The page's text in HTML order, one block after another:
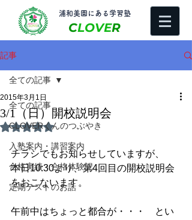
​浦和美園にある学習塾
CLOVER
記事
全ての記事
CLOVERくんのつぶやき
入塾案内・講習案内
合格実績・合格体験記
定期テストのお話
全ての記事
3/1（日）開校説明会
2015年3月1日
5つ星のうちNaNと評価されています。
チラシでもお知らせしていますが、
本日10:30より、第4回目の開校説明会
をおこないます。
午前中はちょっと都合が・・・　とい